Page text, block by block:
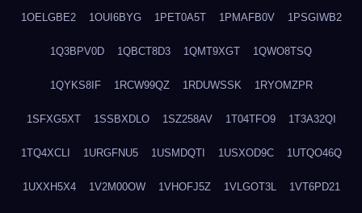
1OELGBE2 1OUI6BYG 1PET0A5T 1PMAFB0V 1PSGIWB2
1Q3BPV0D 1QBCT8D3 1QMT9XGT 1QWO8TSQ
1QYKS8IF 1RCW99QZ 1RDUWSSK 1RYOMZPR
1SFXG5XT 1SSBXDLO 1SZ258AV 1T04TFO9 1T3A32QI
1TQ4XCLI 1URGFNU5 1USMDQTI 1USXOD9C 1UTQO46Q
1UXXH5X4 1V2M00OW 1VHOFJ5Z 1VLGOT3L 1VT6PD21